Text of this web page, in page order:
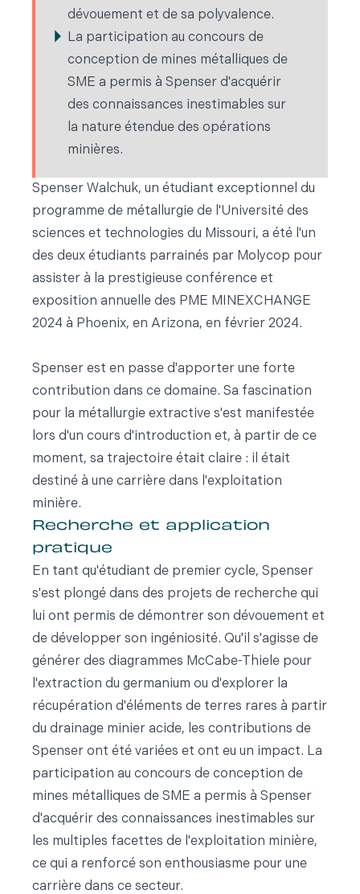
dévouement et de sa polyvalence.
La participation au concours de
conception de mines métalliques de
SME a permis à Spenser d'acquérir
des connaissances inestimables sur
la nature étendue des opérations
minières.
Spenser Walchuk, un étudiant exceptionnel du
programme de métallurgie de l'Université des
sciences et technologies du Missouri, a été l'un
des deux étudiants parrainés par Molycop pour
assister à la prestigieuse conférence et
exposition annuelle des PME MINEXCHANGE
2024 à Phoenix, en Arizona, en février 2024.
Spenser est en passe d'apporter une forte
contribution dans ce domaine. Sa fascination
pour la métallurgie extractive s'est manifestée
lors d'un cours d'introduction et, à partir de ce
moment, sa trajectoire était claire : il était
destiné à une carrière dans l'exploitation
minière.
Recherche et application
pratique
En tant qu'étudiant de premier cycle, Spenser
s'est plongé dans des projets de recherche qui
lui ont permis de démontrer son dévouement et
de développer son ingéniosité. Qu'il s'agisse de
générer des diagrammes McCabe-Thiele pour
l'extraction du germanium ou d'explorer la
récupération d'éléments de terres rares à partir
du drainage minier acide, les contributions de
Spenser ont été variées et ont eu un impact. La
participation au concours de conception de
mines métalliques de SME a permis à Spenser
d'acquérir des connaissances inestimables sur
les multiples facettes de l'exploitation minière,
ce qui a renforcé son enthousiasme pour une
carrière dans ce secteur.